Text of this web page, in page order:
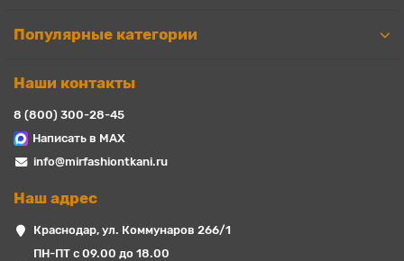
Популярные категории
Наши контакты
8 (800) 300-28-45
Написать в MAX
info@mirfashiontkani.ru
Наш адрес
Краснодар, ул. Коммунаров 266/1
ПН-ПТ с 09.00 до 18.00